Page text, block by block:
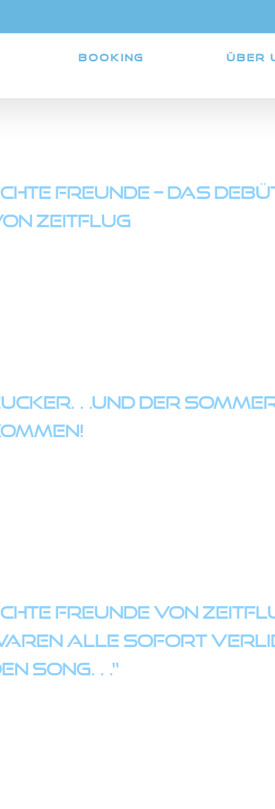
BOOKING ÜBER
zeitflug
Freunde – Das
Zeitflug
der
Freunde von
alle sofort
Song…“